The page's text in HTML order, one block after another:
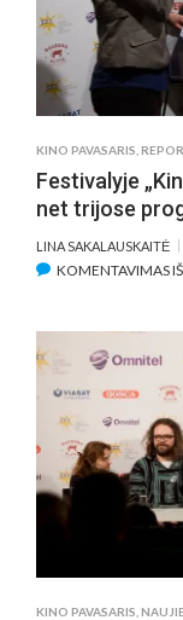
KINO PAVASARIS
Festivalyje
net trijose
LINA SAKALAUSKAITĖ
KOMENTAVIMAS
KINO PAVASARIS